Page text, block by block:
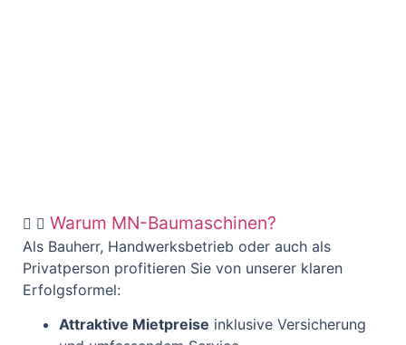
Warum MN-Baumaschinen?
Als Bauherr, Handwerksbetrieb oder auch als
Privatperson profitieren Sie von unserer klaren
Erfolgsformel:
Attraktive Mietpreise inklusive Versicherung